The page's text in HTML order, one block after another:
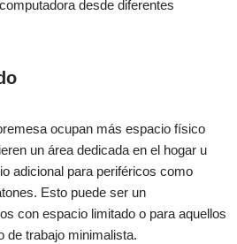
desde diferentes
ocupan más espacio físico
un área dedicada en el hogar u
adicional para periféricos como
Esto puede ser un
con espacio limitado o para aquellos
de trabajo minimalista.